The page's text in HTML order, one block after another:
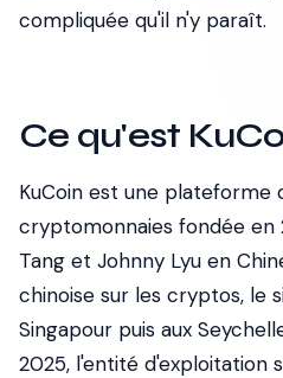
compliquée qu'il n'y paraît.
Ce qu'est
KuCoin est une plateforme
cryptomonnaies fondée en
Tang et Johnny Lyu en
chinoise sur les cryptos, le
Singapour puis aux
2025, l'entité d'exploitation